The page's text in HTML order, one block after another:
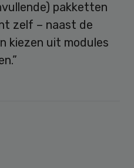
pakketten
zelf – naast de
kiezen uit modules